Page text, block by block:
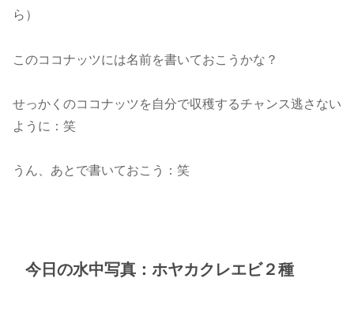
ら）
このココナッツには名前を書いておこうかな？
せっかくのココナッツを自分で収穫するチャンス逃さない
ように：笑
うん、あとで書いておこう：笑
今日の水中写真：ホヤカクレエビ２種